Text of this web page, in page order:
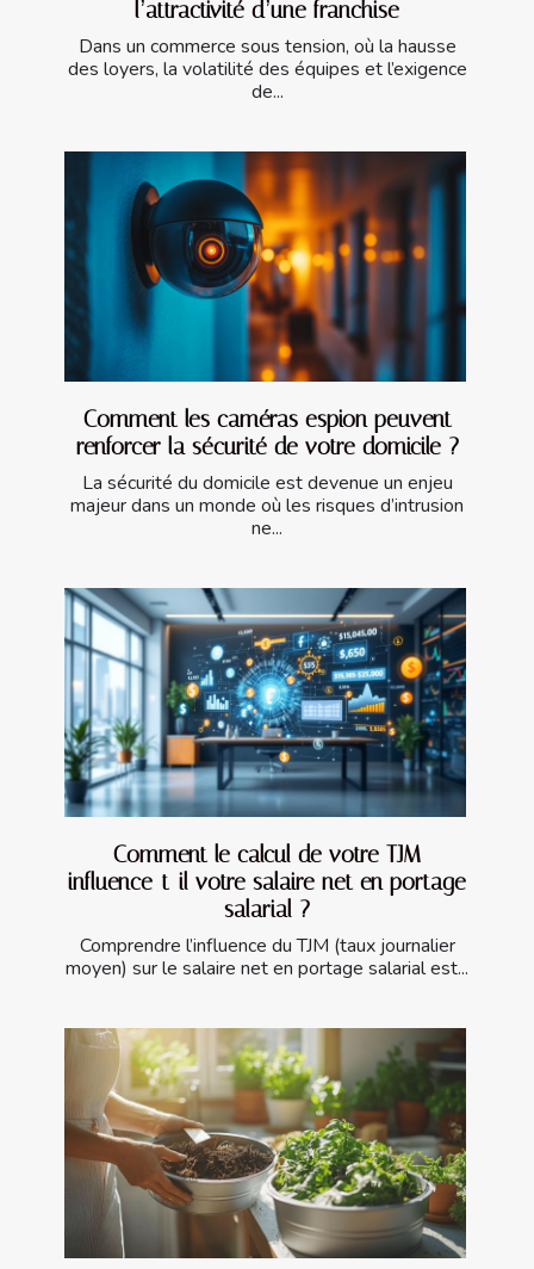
l’attractivité d’une franchise
Dans un commerce sous tension, où la hausse
des loyers, la volatilité des équipes et l’exigence
de...
Comment les caméras espion peuvent
renforcer la sécurité de votre domicile ?
La sécurité du domicile est devenue un enjeu
majeur dans un monde où les risques d’intrusion
ne...
Comment le calcul de votre TJM
influence-t-il votre salaire net en portage
salarial ?
Comprendre l’influence du TJM (taux journalier
moyen) sur le salaire net en portage salarial est...